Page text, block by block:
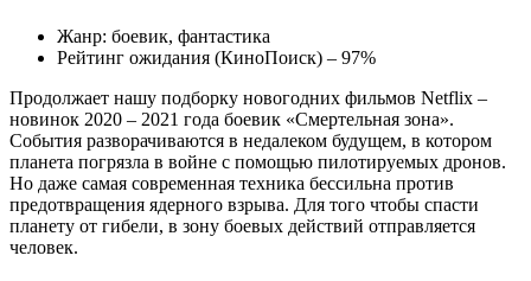
Жанр: боевик, фантастика
Рейтинг ожидания (КиноПоиск) – 97%
Продолжает нашу подборку новогодних фильмов Netflix –
новинок 2020 – 2021 года боевик «Смертельная зона».
События разворачиваются в недалеком будущем, в котором
планета погрязла в войне с помощью пилотируемых дронов.
Но даже самая современная техника бессильна против
предотвращения ядерного взрыва. Для того чтобы спасти
планету от гибели, в зону боевых действий отправляется
человек.